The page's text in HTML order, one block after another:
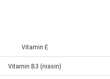
Vitamin E
Vitamin B3​ (niasin)